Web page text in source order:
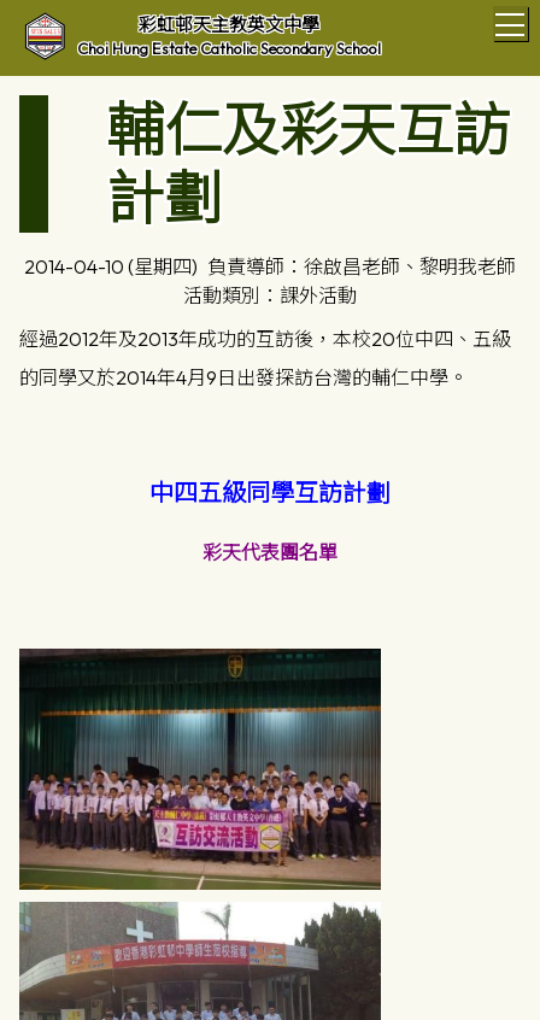
彩虹邨天主教英文中學
Choi Hung Estate Catholic Secondary School
輔仁及彩天互訪
計劃
2014-04-10 (星期四) 負責導師：徐啟昌老師、黎明我老師
活動類別：課外活動
經過2012年及2013年成功的互訪後，本校20位中四、五級
的同學又於2014年4月9日出發探訪台灣的輔仁中學。
中四五級同學互訪計劃
彩天代表團名單